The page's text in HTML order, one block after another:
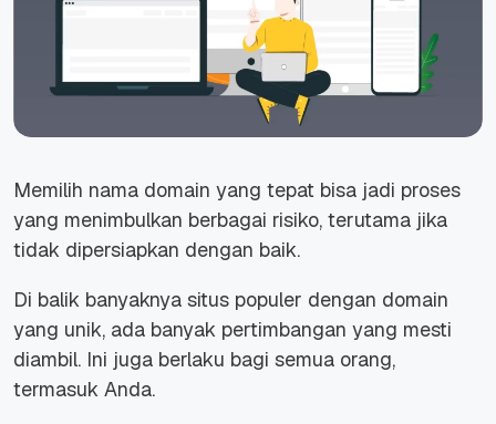
Memilih nama domain yang tepat bisa jadi proses
yang menimbulkan berbagai risiko, terutama jika
tidak dipersiapkan dengan baik.
Di balik banyaknya situs populer dengan domain
yang unik, ada banyak pertimbangan yang mesti
diambil. Ini juga berlaku bagi semua orang,
termasuk Anda.